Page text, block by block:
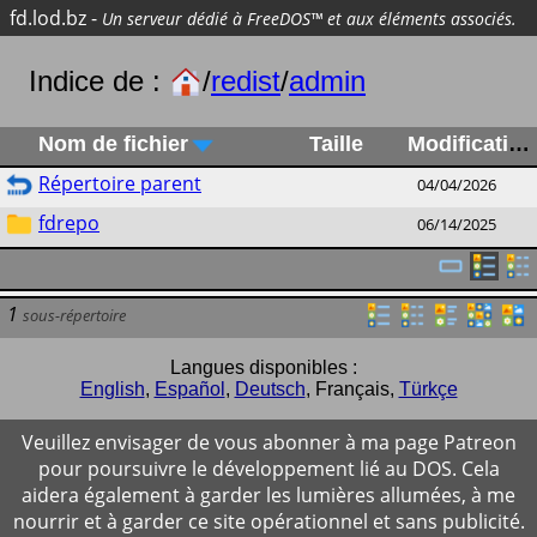
fd.lod.bz- Un serveur dédié à FreeDOS™ et aux éléments associés.
Indice de : /redist/admin
Nom de fichier Taille Modification
Répertoire parent 04/04/2026
fdrepo 06/14/2025
1 sous-répertoire
Langues disponibles :
English, Español , Deutsch, Français, Türkçe
Veuillez envisager de vous abonner à ma page Patreon
pour poursuivre le développement lié au DOS. Cela
aidera également à garder les lumières allumées, à me
nourrir et à garder ce site opérationnel et sans publicité.